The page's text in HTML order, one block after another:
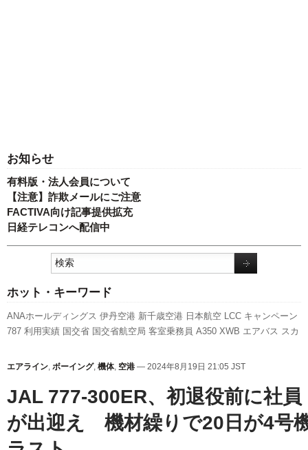
お知らせ
有料版・法人会員について
【注意】詐欺メールにご注意
FACTIVA向け記事提供拡充
日経テレコンへ配信中
ホット・キーワード
ANAホールディングス 伊丹空港 新千歳空港 日本航空 LCC キャンペーン
787 利用実績 国交省 国交省航空局 客室乗務員 A350 XWB エアバス スカ
ス A320 ボーイング 発着回数 スターフライヤー 航空貨物 福岡空港
路線 訪日客
エアライン, ボーイング, 機体, 空港 — 2024年8月19日 21:05 JST
JAL 777-300ER、初退役前に社員
が出迎え 機材繰りで20日が4号